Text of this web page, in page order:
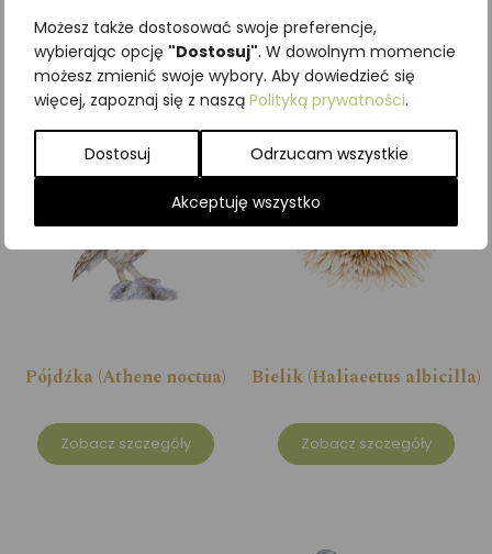
Możesz także dostosować swoje preferencje,
wybierając opcję "Dostosuj". W dowolnym momencie
możesz zmienić swoje wybory. Aby dowiedzieć się
więcej, zapoznaj się z naszą Polityką prywatności.
Dostosuj Odrzucam wszystkie
Akceptuję wszystko
Śpiewające
Podobne produkty
Pójdźka (Athene noctua)
Zobacz szczegóły
Bielik (Haliaeetus albicilla)
Zobacz szczegóły